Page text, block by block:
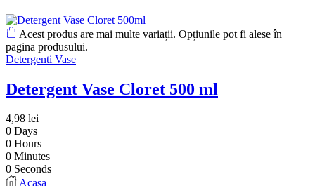
Acest produs are mai multe variații. Opțiunile pot fi alese în
pagina produsului.
Detergenti Vase
Detergent Vase Cloret 500 ml
4,98 lei
0 Days
0 Hours
0 Minutes
0 Seconds
Acasa